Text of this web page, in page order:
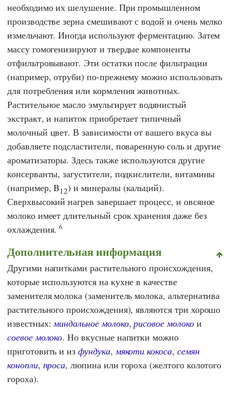
необходимо их шелушение. При промышленном
производстве зерна смешивают с водой и очень мелко
измельчают. Иногда используют ферментацию. Затем
массу гомогенизируют и твердые компоненты
отфильтровывают. Эти остатки после фильтрации
(например, отруби) по-прежнему можно использовать
для потребления или кормления животных.
Растительное масло эмульгирует водянистый
экстракт, и напиток приобретает типичный
молочный цвет. В зависимости от вашего вкуса вы
добавляете подсластители, поваренную соль и другие
ароматизаторы. Здесь также используются другие
консерванты, загустители, подкислители, витамины
(например, B12) и минералы (кальций).
Сверхвысокий нагрев завершает процесс, и овсяное
молоко имеет длительный срок хранения даже без
охлаждения.6
Дополнительная информация
Другими напитками растительного происхождения,
которые используются на кухне в качестве
заменителя молока (заменитель молока, альтернатива
растительного происхождения), являются три хорошо
известных:миндальное молоко,рисовое молокои
соевое молоко. Но вкусные напитки можно
приготовить и изфундука,мякоти кокоса, семян
конопли, проса, люпина или гороха (желтого колотого
гороха).